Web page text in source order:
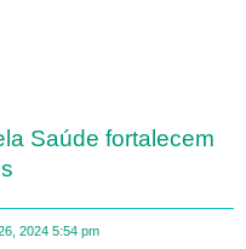
Saúde fortalecem
2024 5:54 pm